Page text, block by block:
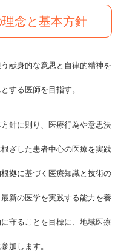
念と基本方針
献身的な意思と自律的精神を
する医師を目指す。
針に則り、医療行為や意思決
ざした患者中心の医療を実践
拠に基づく医療知識と技術の
新の医学を実践する能力を養
守ることを目標に、地域医療
加します。